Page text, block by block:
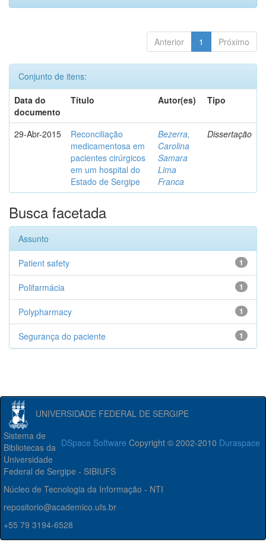
Anterior 1 Próximo
Conjunto de itens:
Data do
documento
Título Autor(es) Tipo
29-Abr-2015
Reconciliação
medicamentosa em
pacientes cirúrgicos
em um hospital do
Estado de Sergipe
Bezerra,
Carolina
Samara
Lima
Franca
Dissertação
Busca facetada
Assunto
1
Patient safety
1
Polifarmácia
1
Polypharmacy
1
Segurança do paciente
UNIVERSIDADE FEDERAL DE SERGIPE
DSpace Software Copyright © 2002-2010 Duraspace
Sistema de
Bibliotecas da
Universidade
Federal de Sergipe - SIBIUFS
Núcleo de Tecnologia da Informação - NTI
repositorio@academico.ufs.br
+55 79 3194-6528